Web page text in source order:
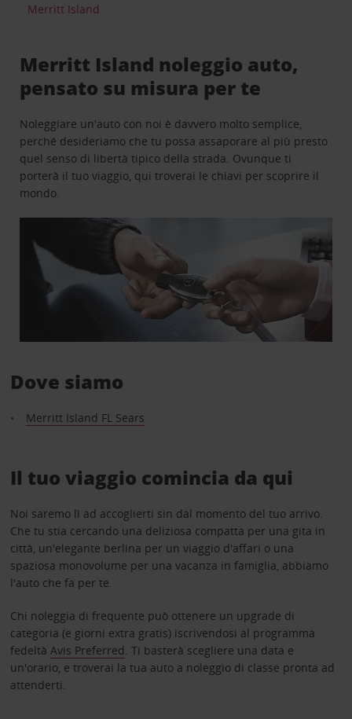
Merritt Island
Merritt Island noleggio auto,
pensato su misura per te
Noleggiare un'auto con noi è davvero molto semplice,
perché desideriamo che tu possa assaporare al più presto
quel senso di libertà tipico della strada. Ovunque ti
porterà il tuo viaggio, qui troverai le chiavi per scoprire il
mondo.
Dove siamo
Merritt Island FL Sears
Il tuo viaggio comincia da qui
Noi saremo lì ad accoglierti sin dal momento del tuo arrivo.
Che tu stia cercando una deliziosa compatta per una gita in
città, un'elegante berlina per un viaggio d'affari o una
spaziosa monovolume per una vacanza in famiglia, abbiamo
l'auto che fa per te.
Chi noleggia di frequente può ottenere un upgrade di
categoria (e giorni extra gratis) iscrivendosi al programma
fedeltà Avis Preferred. Ti basterà scegliere una data e
un'orario, e troverai la tua auto a noleggio di classe pronta ad
attenderti.